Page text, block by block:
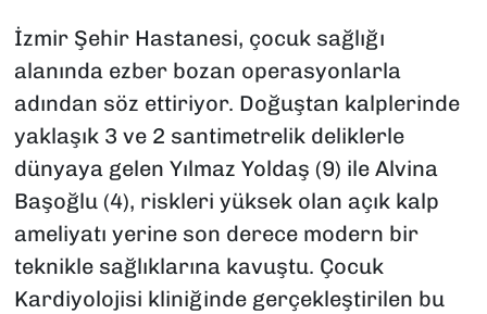
İzmir Şehir Hastanesi, çocuk sağlığı
alanında ezber bozan operasyonlarla
adından söz ettiriyor. Doğuştan kalplerinde
yaklaşık 3 ve 2 santimetrelik deliklerle
dünyaya gelen Yılmaz Yoldaş (9) ile Alvina
Başoğlu (4), riskleri yüksek olan açık kalp
ameliyatı yerine son derece modern bir
teknikle sağlıklarına kavuştu. Çocuk
Kardiyolojisi kliniğinde gerçekleştirilen bu